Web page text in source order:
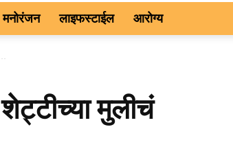
मनोरंजन लाइफस्टाईल आरोग्य
मुलीचं